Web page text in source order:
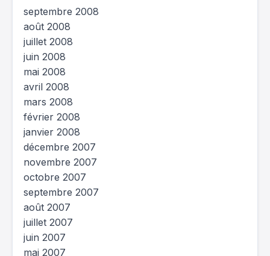
septembre 2008
août 2008
juillet 2008
juin 2008
mai 2008
avril 2008
mars 2008
février 2008
janvier 2008
décembre 2007
novembre 2007
octobre 2007
septembre 2007
août 2007
juillet 2007
juin 2007
mai 2007